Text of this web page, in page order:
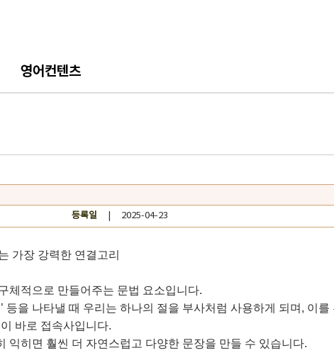
영어컨텐츠
등록일 | 2025-04-23
가장 강력한 연결고리
체적으로 만들어주는 문법 요소입니다.
적’ 등을 나타낼 때 우리는 하나의 절을 부사처럼 사용하게 되며, 이
바로 접속사입니다.
익히면 훨씬 더 자연스럽고 다양한 문장을 만들 수 있습니다.